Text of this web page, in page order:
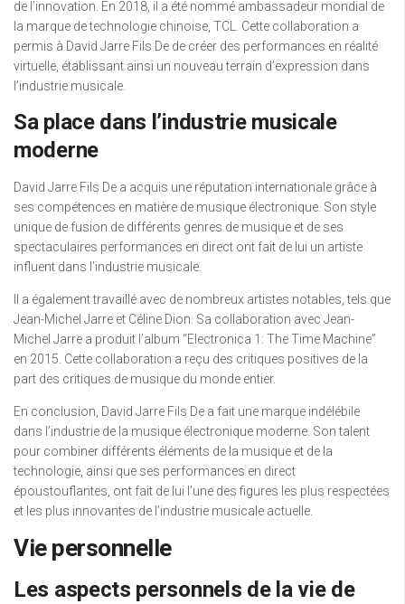
de l’innovation. En 2018, il a été nommé ambassadeur mondial de
la marque de technologie chinoise, TCL. Cette collaboration a
permis à David Jarre Fils De de créer des performances en réalité
virtuelle, établissant ainsi un nouveau terrain d’expression dans
l’industrie musicale.
Sa place dans l’industrie musicale
moderne
David Jarre Fils De a acquis une réputation internationale grâce à
ses compétences en matière de musique électronique. Son style
unique de fusion de différents genres de musique et de ses
spectaculaires performances en direct ont fait de lui un artiste
influent dans l’industrie musicale.
Il a également travaillé avec de nombreux artistes notables, tels que
Jean-Michel Jarre et Céline Dion. Sa collaboration avec Jean-
Michel Jarre a produit l’album “Electronica 1: The Time Machine”
en 2015. Cette collaboration a reçu des critiques positives de la
part des critiques de musique du monde entier.
En conclusion, David Jarre Fils De a fait une marque indélébile
dans l’industrie de la musique électronique moderne. Son talent
pour combiner différents éléments de la musique et de la
technologie, ainsi que ses performances en direct
époustouflantes, ont fait de lui l’une des figures les plus respectées
et les plus innovantes de l’industrie musicale actuelle.
Vie personnelle
Les aspects personnels de la vie de